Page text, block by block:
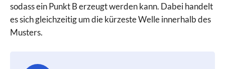
sodass ein Punkt B erzeugt werden kann. Dabei handelt
es sich gleichzeitig um die kürzeste Welle innerhalb des
Musters.